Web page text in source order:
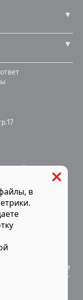
Все материалы
права и не
копирование,
копирования на
или любое иное
в